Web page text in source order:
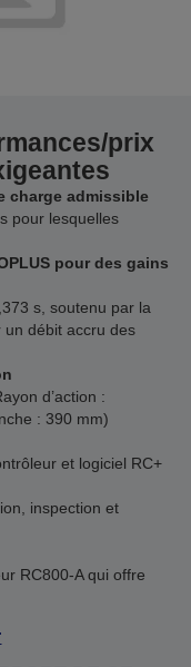
prix
charge admissible
pour lesquelles
pour des gains
s, soutenu par la
un débit accru des
d’action :
: 390 mm)
et logiciel RC+
inspection et
RC800‑A qui offre